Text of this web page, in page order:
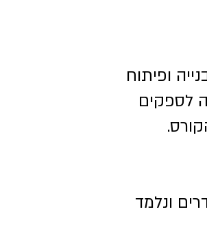
ופיתוח
לספקים
ונלמד